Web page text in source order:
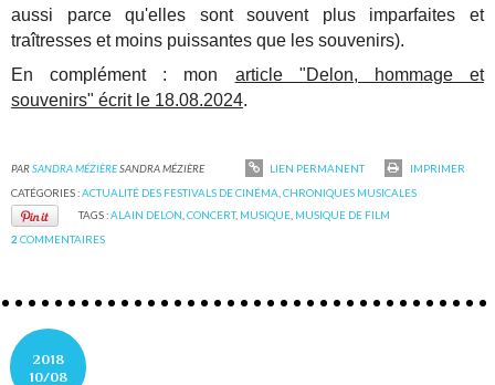
aussi parce qu'elles sont souvent plus imparfaites et
traîtresses et moins puissantes que les souvenirs).
En complément : mon article "Delon, hommage et
souvenirs" écrit le 18.08.2024.
PARSANDRA MÉZIÈRESANDRA MÉZIÈRE LIEN PERMANENT
IMPRIMER
CATÉGORIES :ACTUALITÉ DES FESTIVALS DE CINÉMA ,CHRONIQUES MUSICALES
TAGS :ALAIN DELON ,CONCERT, MUSIQUE MUSIQUE DE FILM
2 COMMENTAIRES
2018
10/08